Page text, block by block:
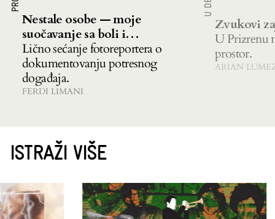
Nestale osobe — moje
suočavanje sa boli i
nesigurnosti
Lično sećanje fotoreportera o
dokumentovanju potresnog
događaja.
FERDI LIMANI
Zvukovi
U Prizrenu
prostor.
ARIAN
ISTRAŽI VIŠE